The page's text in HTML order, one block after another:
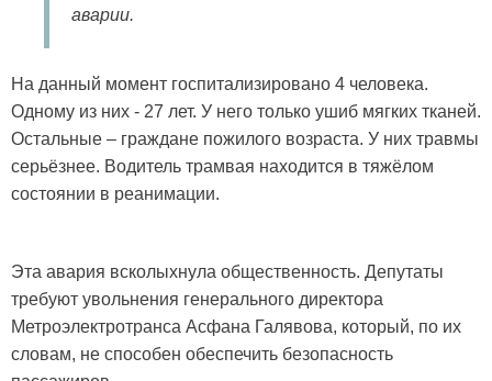
аварии.
На данный момент госпитализировано 4 человека.
Одному из них - 27 лет. У него только ушиб мягких тканей.
Остальные – граждане пожилого возраста. У них травмы
серьёзнее. Водитель трамвая находится в тяжёлом
состоянии в реанимации.
Эта авария всколыхнула общественность. Депутаты
требуют увольнения генерального директора
Метроэлектротранса Асфана Галявова, который, по их
словам, не способен обеспечить безопасность